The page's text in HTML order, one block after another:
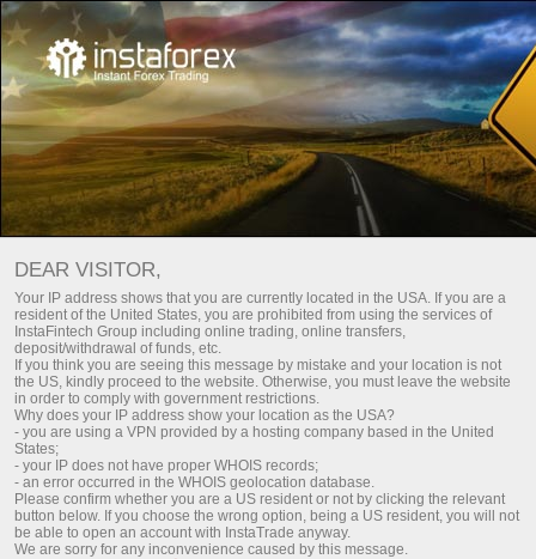
Умные Инвестиции
Инвестициялар портфелдері
Жоғары дараған инвестициялар портфелдері. Жалпы өзарақ
борышқа кіруге рұқсат. 10 жылдық тәжірибеге ие болатын
эксперттер. Сіз айырмашылық аласыз - біз айырмашылық
аламыз.
Инвестор болыңыз
DEAR VISITOR,
Your IP address shows that you are currently located in the USA. If you are a
resident of the United States, you are prohibited from using the services of
InstaFintech Group including online trading, online transfers,
deposit/withdrawal of funds, etc.
If you think you are seeing this message by mistake and your location is not
the US, kindly proceed to the website. Otherwise, you must leave the website
in order to comply with government restrictions.
Why does your IP address show your location as the USA?
- you are using a VPN provided by a hosting company based in the United
States;
- your IP does not have proper WHOIS records;
- an error occurred in the WHOIS geolocation database.
Please confirm whether you are a US resident or not by clicking the relevant
button below. If you choose the wrong option, being a US resident, you will not
be able to open an account with InstaTrade anyway.
We are sorry for any inconvenience caused by this message.